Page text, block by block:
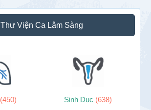
Thư Viện Ca Lâm Sàng
(450) Sinh Dục (638)